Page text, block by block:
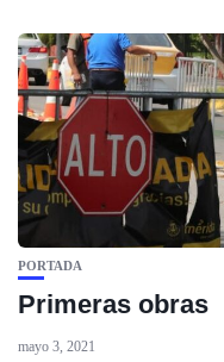
PORTADA
Primeras obras
mayo 3, 2021